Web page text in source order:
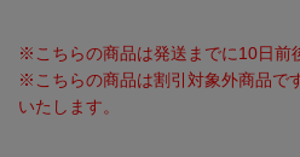
※こちらの商品は発送までに10日前
※こちらの商品は割引対象外商品で
いたします。